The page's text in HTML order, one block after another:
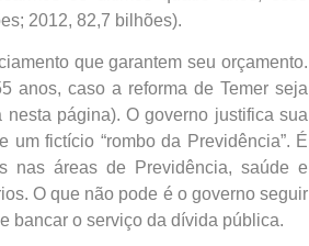
2012, 82,7 bilhões).
que garantem seu orçamento.
anos, caso a reforma de Temer seja
página). O governo justifica sua
fictício “rombo da Previdência”. É
nas áreas de Previdência, saúde e
O que não pode é o governo seguir
bancar o serviço da dívida pública.